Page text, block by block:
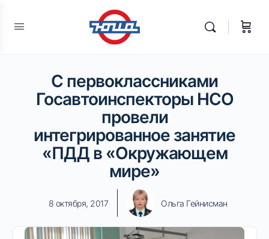
С первоклассниками
Госавтоинспекторы НСО
провели
интегрированное занятие
«ПДД в «Окружающем
мире»
8 октября, 2017 Ольга Гейнисман